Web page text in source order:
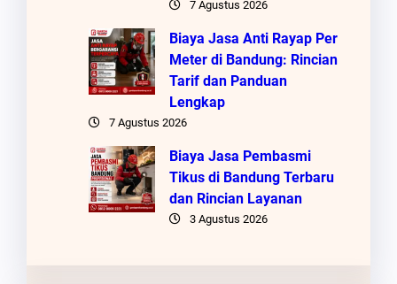
7 Agustus 2026
Biaya Jasa Anti Rayap Per
Meter di Bandung: Rincian
Tarif dan Panduan
Lengkap
7 Agustus 2026
Biaya Jasa Pembasmi
Tikus di Bandung Terbaru
dan Rincian Layanan
3 Agustus 2026